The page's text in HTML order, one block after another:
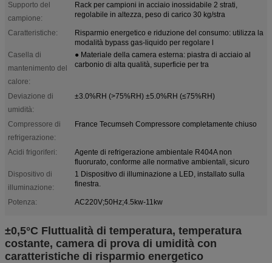
Supporto del
campione:
Rack per campioni in acciaio inossidabile 2 strati,
regolabile in altezza, peso di carico 30 kg/stra
Caratteristiche:
Risparmio energetico e riduzione del consumo: utilizza la
modalità bypass gas-liquido per regolare l
Casella di
mantenimento del
calore:
● Materiale della camera esterna: piastra di acciaio al
carbonio di alta qualità, superficie per tra
Deviazione di
umidità:
±3.0%RH (>75%RH) ±5.0%RH (≤75%RH)
Compressore di
refrigerazione:
France Tecumseh Compressore completamente chiuso
Acidi frigoriferi:
Agente di refrigerazione ambientale R404A non
fluorurato, conforme alle normative ambientali, sicuro
Dispositivo di
illuminazione:
1 Dispositivo di illuminazione a LED, installato sulla
finestra.
Potenza: AC220V;50Hz;4.5kw-11kw
±0,5°C Fluttualità di temperatura, temperatura
costante, camera di prova di umidità con
caratteristiche di risparmio energetico